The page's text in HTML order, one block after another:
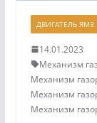
ДВИГАТЕЛЬ ЯМЗ
14.01.2023
Механизм
Механизм
Механизм
Механизм